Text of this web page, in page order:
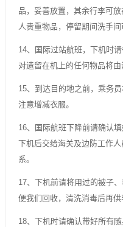
品，妥善放置，其余行李可
人贵重物品，停留期间洗手间
14、国际过站航班，下机时
对遗留在机上的任何物品将由
15、到达目的地之前，乘务
注意增减衣服。
16、国际航班下降前请确认
下机后交给海关及边防工作
系。
17、下机前请将用过的被子
便我们回收，清洗消毒后再供
18、下机时请确认带好所有随